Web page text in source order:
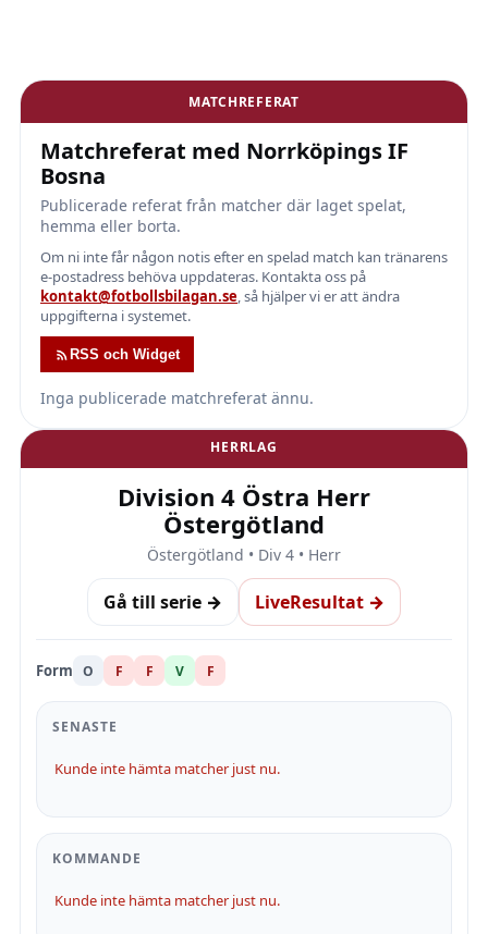
MATCHREFERAT
Matchreferat med Norrköpings IF
Bosna
Publicerade referat från matcher där laget spelat,
hemma eller borta.
Om ni inte får någon notis efter en spelad match kan tränarens
e-postadress behöva uppdateras. Kontakta oss på
kontakt@fotbollsbilagan.se, så hjälper vi er att ändra
uppgifterna i systemet.
RSS och Widget
Inga publicerade matchreferat ännu.
HERRLAG
Division 4 Östra Herr
Östergötland
Östergötland • Div 4 • Herr
Gå till serie → LiveResultat →
Form O F F V F
SENASTE
Kunde inte hämta matcher just nu.
KOMMANDE
Kunde inte hämta matcher just nu.